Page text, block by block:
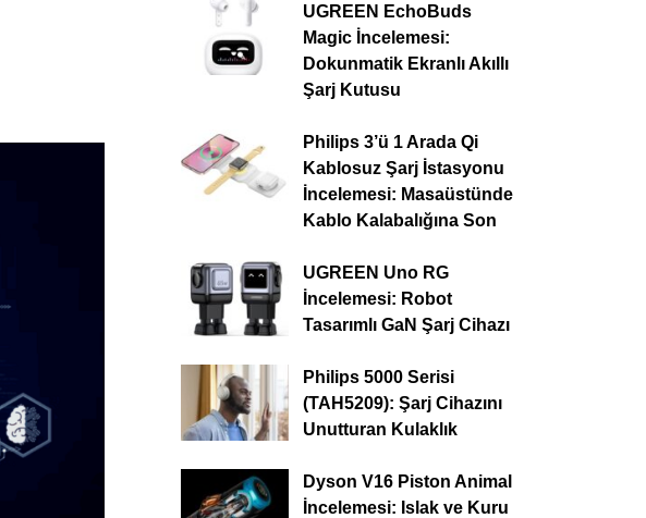
UGREEN EchoBuds
Magic İncelemesi:
Dokunmatik Ekranlı Akıllı
Şarj Kutusu
Philips 3’ü 1 Arada Qi
Kablosuz Şarj İstasyonu
İncelemesi: Masaüstünde
Kablo Kalabalığına Son
UGREEN Uno RG
İncelemesi: Robot
Tasarımlı GaN Şarj Cihazı
Philips 5000 Serisi
(TAH5209): Şarj Cihazını
Unutturan Kulaklık
Dyson V16 Piston Animal
İncelemesi: Islak ve Kuru